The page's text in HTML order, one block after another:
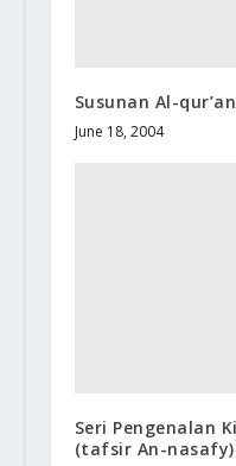
Susunan Al-qur’an
June 18, 2004
Seri Pengenalan
(tafsir An-nasafy)